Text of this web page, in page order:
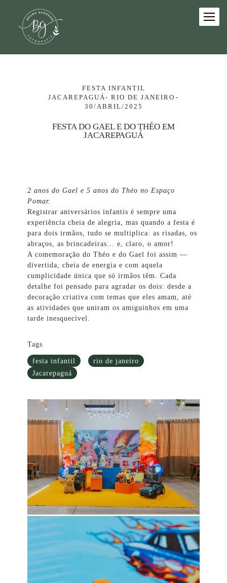
FESTA INFANTIL
JACAREPAGUÁ- RIO DE JANEIRO
30/ABRIL/2025
FESTA DO GAEL E DO THÉO EM
JACAREPAGUÁ
2 anos do Gael e 5 anos do Théo no Espaço
Pomar.
Registrar aniversários infantis é sempre uma
experiência cheia de alegria, mas quando a festa é
para dois irmãos, tudo se multiplica: as risadas, os
abraços, as brincadeiras… e, claro, o amor!
A comemoração do Théo e do Gael foi assim —
divertida, cheia de energia e com aquela
cumplicidade única que só irmãos têm. Cada
detalhe foi pensado para agradar os dois: desde a
decoração criativa com temas que eles amam, até
as atividades que uniram os amiguinhos em uma
tarde inesquecível.
Tags
festa infantil
rio de janeiro
Jacarepaguá